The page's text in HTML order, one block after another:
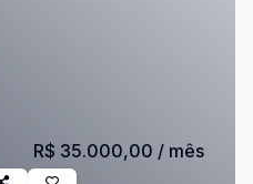
R$ 35.000,00 / mês